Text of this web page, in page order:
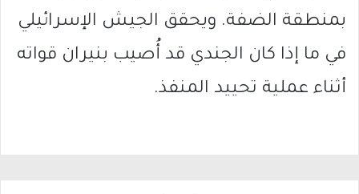
بمنطقة الضفة. ويحقق الجيش الإسرائيلي
في ما إذا كان الجندي قد أُصيب بنيران قواته
أثناء عملية تحييد المنفذ.